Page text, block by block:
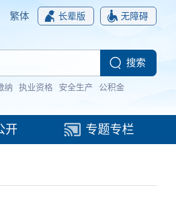
繁体 长辈版 无障碍
纳 执业资格 安全生产 公积金
开 专题专栏